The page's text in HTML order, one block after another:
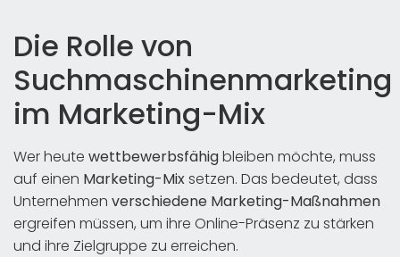
Die Rolle von
Suchmaschinenmarketing
im Marketing-Mix
Wer heute wettbewerbsfähigbleiben möchte, muss
auf einen Marketing-Mixsetzen. Das bedeutet, dass
Unternehmen verschiedene Marketing-Maßnahmen
ergreifen müssen, um ihre Online-Präsenz zu stärken
und ihre Zielgruppe zu erreichen.